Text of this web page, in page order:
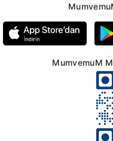
MumvemuM